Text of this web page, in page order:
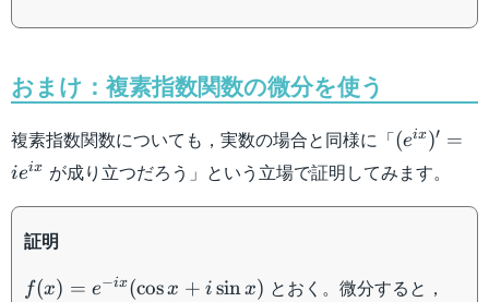
おまけ：複素指数関数の微分を使う
複素指数関数についても，実数の場合と同様に「(eix)′ =
ieix が成り立つだろう」という立場で証明してみます。
証明
f(x)=e^{-
f(x) = e−ix(cosx + i sinx) とおく。微分すると，